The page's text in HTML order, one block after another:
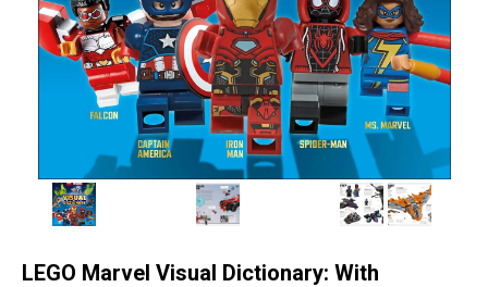
LEGO Marvel Visual Dictionary: With